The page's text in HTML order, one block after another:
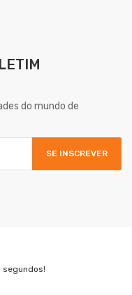
do mundo de
SE INSCREVER
segundos!